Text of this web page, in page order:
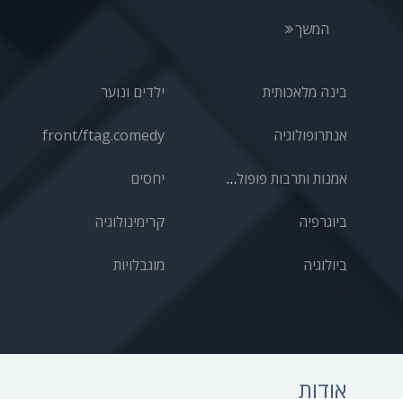
המשך
בינה מלאכותית
אנתרופולוגיה
אמנות ותרבות פופולרית
ביוגרפיה
ביולוגיה
ילדים ונוער
front/ftag.comedy
יחסים
קרימינולוגיה
מוגבלויות
אודות